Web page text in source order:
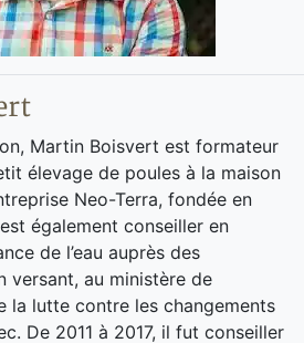
Martin Boisvert est formateur
élevage de poules à la maison
Neo-Terra, fondée en
également conseiller en
de l’eau auprès des
versant, au ministère de
la lutte contre les changements
De 2011 à 2017, il fut conseiller